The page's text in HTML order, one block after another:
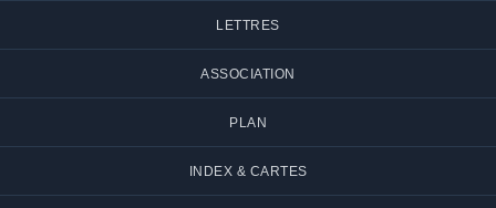
LETTRES
ASSOCIATION
PLAN
INDEX & CARTES